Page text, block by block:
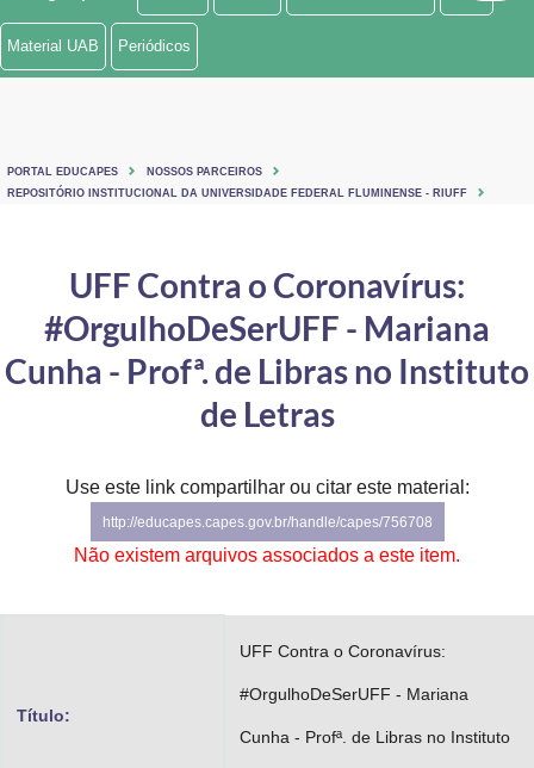
Ministério de Minas e Energia
Ministério do Turismo
Controladoria-Geral da União
Ministério da Mulher, da Família e dos Direitos Humanos
Gabinete de Segurança Institucional
Advocacia-Geral da União
Material UAB Periódicos
PORTAL EDUCAPES
NOSSOS PARCEIROS
REPOSITÓRIO INSTITUCIONAL DA UNIVERSIDADE FEDERAL FLUMINENSE - RIUFF
UFF Contra o Coronavírus:
#OrgulhoDeSerUFF - Mariana
Cunha - Profª. de Libras no Instituto
de Letras
Use este link compartilhar ou citar este material:
http://educapes.capes.gov.br/handle/capes/756708
Não existem arquivos associados a este item.
Título:
UFF Contra o Coronavírus:
#OrgulhoDeSerUFF - Mariana
Cunha - Profª. de Libras no Instituto